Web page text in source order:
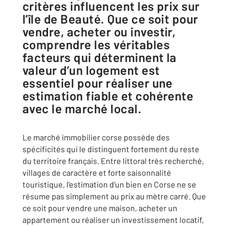
critères influencent les prix sur
l’île de Beauté. Que ce soit pour
vendre, acheter ou investir,
comprendre les véritables
facteurs qui déterminent la
valeur d’un logement est
essentiel pour réaliser une
estimation fiable et cohérente
avec le marché local.
Le marché immobilier corse possède des
spécificités qui le distinguent fortement du reste
du territoire français. Entre littoral très recherché,
villages de caractère et forte saisonnalité
touristique, l’estimation d’un bien en Corse ne se
résume pas simplement au prix au mètre carré. Que
ce soit pour vendre une maison, acheter un
appartement ou réaliser un investissement locatif,